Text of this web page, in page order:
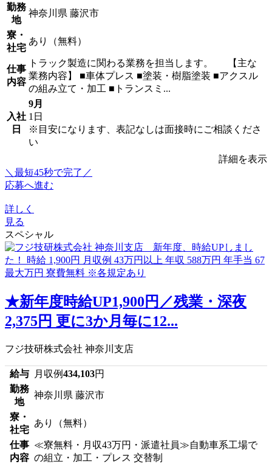
勤務
地
神奈川県 藤沢市
寮・
社宅
あり（無料）
仕事
内容
トラック製造に関わる業務を担当します。 【主な
業務内容】 ■車体プレス ■塗装・樹脂塗装 ■アクスル
の組み立て・加工 ■トランスミ...
入社
日
9月
1日
※目安になります、表記なしは面接時にご相談くださ
い
詳細を表示
＼最短45秒で完了／
応募へ進む
詳しく
見る
スペシャル
★新年度時給UP1,900円／残業・深夜
2,375円 更に3か月毎に12...
フジ技研株式会社 神奈川支店
給与 月収例434,103円
勤務
地
神奈川県 藤沢市
寮・
社宅
あり（無料）
仕事
内容
≪寮無料・月収43万円・派遣社員≫自動車系工場で
の組立・加工・プレス 交替制